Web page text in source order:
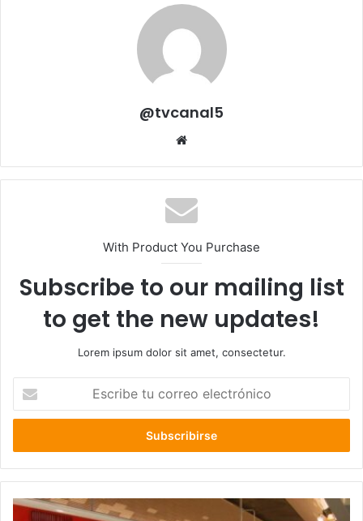
@tvcanal5
With Product You Purchase
Subscribe to our mailing list
to get the new updates!
Lorem ipsum dolor sit amet, consectetur.
correo
Tras